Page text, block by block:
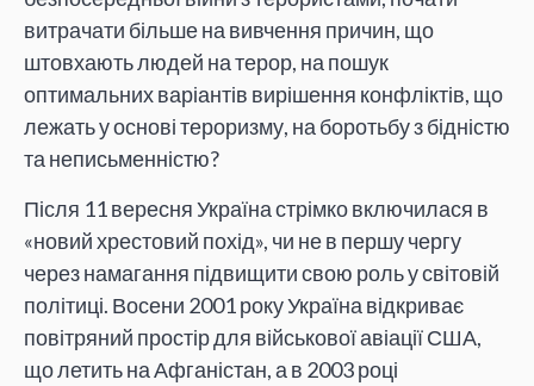
витрачати більше на вивчення причин, що
штовхають людей на терор, на пошук
оптимальних варіантів вирішення конфліктів, що
лежать у основі тероризму, на боротьбу з бідністю
та неписьменністю?
Після 11 вересня Україна стрімко включилася в
«новий хрестовий похід», чи не в першу чергу
через намагання підвищити свою роль у світовій
політиці. Восени 2001 року Україна відкриває
повітряний простір для військової авіації США,
що летить на Афганістан, а в 2003 році